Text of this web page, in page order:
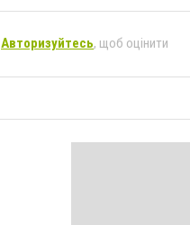
Авторизуйтесь, щоб оцінити